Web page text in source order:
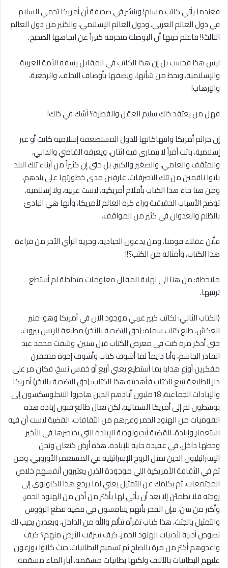
فعندما يأتي كاتب مسلم! وينشر في صحيفة أن أمريكا تحمي السلام
في دول العالم العربي، ودول العالم الإسلامي، والكثير من دول العالم
الثالث!! فاعلم حينها أن البوصلة منحرفة كثيراً عن اتجاهها الصحيح.
ليس هذا فحسب بل إن هذا الكاتب في المقابل يسفه الأمة العربية
والإسلامية، ويحط من شأنها، ويصفها بأوصاف التخلف، والرجعية،
والإرهاب!
فهل من يعتقد ذلك سليم العقل والفطرة؟ أشك في ذلك!
إن جرائم أمريكا وانتهاكاتها للدول المستضعفة إسلامية كانت أو غير
إسلامية، باتت أمراً لا يتمارى فيه اثنان، ويعرفه القاصي والداني،
والمثقف والعامي، والصغير والكبير، بل حتى إن كثيراً من أبناء تلك البلد
باتوا ناقمين من تلك التصرفات، عارفين مدى خطورتها على بلدهم،
ومن هنا جاء هذا الكتاب بأقلام أمريكية، ليست عربية، ولا إسلامية،
توضح الأسباب الحقيقية وراء كره العالم لأمريكا، وأنها هي البادئ
بالظلم والعدوان في كثير من المواقف.
فأين عقلاء قومنا، ومن يدعون الحيادية، وحرية الرأي الآخر من قراءة
هذا الكتاب، وأمثاله من الكتب؟!!
ملاحظة: من هنا الى نهاية المقال معلومات متداخلة لم أستطع
ترتيبها.
(الكتاب الثاني: لكاتب كبير عربي موجود الآن في أمريكا وهو: منير
العكش، طلع كتاب سماه: (حق التضحية بالآخر) مطبعة الريس بيروت،
حتى أذكر مرة كنت في معرض الكتاب قبل سنين، وشفت محمد عبد
القادر الجاسم، وأنا دايماً لما أشوف كتاب وأشوف إخوة مثقفين
مفكرين أوزع هدايا بما أستطيع يعني أربع أو خمس نسخ، فكان مر على
دار الطليعة تبيع الكتاب فأهديته هذا الكتاب: (حق التضحية بالآخر) أمريكا
والإبادات الجماعية، 18مليون أبادهم الذين هاجروا اﻻنجلوسكسون إلى
بوسطون ثم إلى أمريكا الشمالية، لكن تعال طالع فنون إبادة هذه
القوميات من الهنود الحمر وغيرهم من الثقافات، القضية ليست أن فيه
استعمار وإبادة، القضية أيديولوجية الإبادة التي يختصرها في الأخير
وحطها داخل، في عقيدة جاية للإبادة، هذه أرض كنعان ونحن
الإسرائيليون الذين نمثل الروح الإسرائيلية في المستعمر الأوروبي، ومن
ثم في الثقافة الأمريكية اللي موجودة الذين يعتبرون أنفسهم خلاص
المجتمعات، ثم يكلمك عن التمثيل يعني لما يرجع هذا الكاوبوي إلى
زوجته فلا تطمئن إﻻ بعد أن يأتي لها بأكثر من أذن من الهنود الحمر،
وأكثر من سن، فإن الفخر بأنهم يتنافسون في قضية قطع الرؤوس
والتمثيل بالجثث، هذا كتاب تقرأه تتألم والله من الداخل، وبعدين يجيب لك
نصوص أدبية لأدبيات الهنود الحمر، كيف سرقت الأرض منهم؟ كيف
واعدوهم أكثر من مرة بالصلح ثم تسميم البطانيات، حيث كانوا يوزعون
عليهم البطانيات بالآﻻف ولكنها بطانيات مسمّمة، آبار الماء مسمّمة.